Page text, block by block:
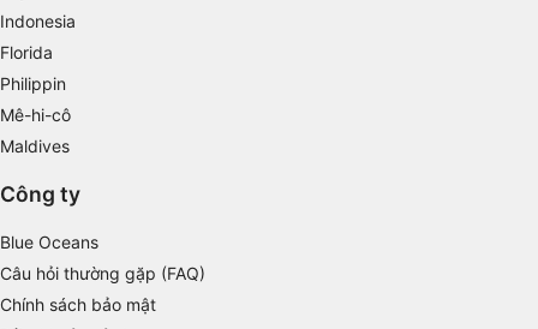
Indonesia
Florida
Philippin
Mê-hi-cô
Maldives
Công ty
Blue Oceans
Câu hỏi thường gặp (FAQ)
Chính sách bảo mật
Measure content performance
Understand audiences through statistics or
combinations of data from different sources
Use limited data to select content
IAB Special Features:
Use precise geolocation data